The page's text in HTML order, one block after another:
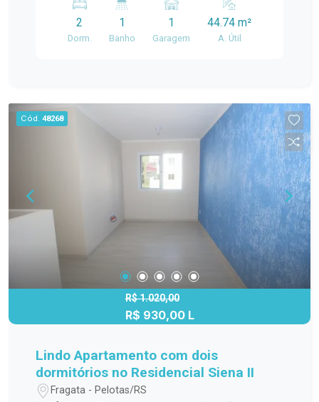
2 dormitórios arejados. Sala de estar
aconchegante. Cozinha funcional. Banheiro
completo. Vaga de estacionamento. Localização
Agende sua visita e venha conhecer seu novo lar
no Residencial Siena II!
2
Dorm.
1
Banho
1
Garagem
44.74 m²
A. Útil
Cód. 48268
R$ 1.020,00
R$ 930,00 L
Lindo Apartamento com dois
dormitórios no Residencial Siena II
Fragata - Pelotas/RS